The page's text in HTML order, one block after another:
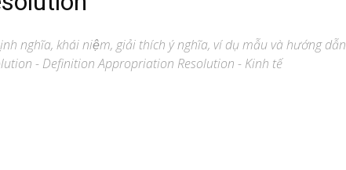
nghĩa, khái niệm, giải thích ý nghĩa, ví dụ mẫu và hướng dẫn
- Definition Appropriation Resolution - Kinh tế